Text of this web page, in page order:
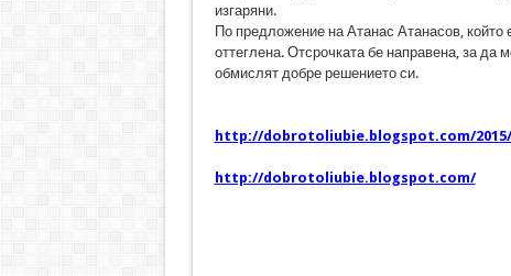
изгаряни.
По предложение на Атанас Атанасов, който
оттеглена. Отсрочката бе направена, за да
обмислят добре решението си.
http://dobrotoliubie.blogspot.com/
http://dobrotoliubie.blogspot.com/